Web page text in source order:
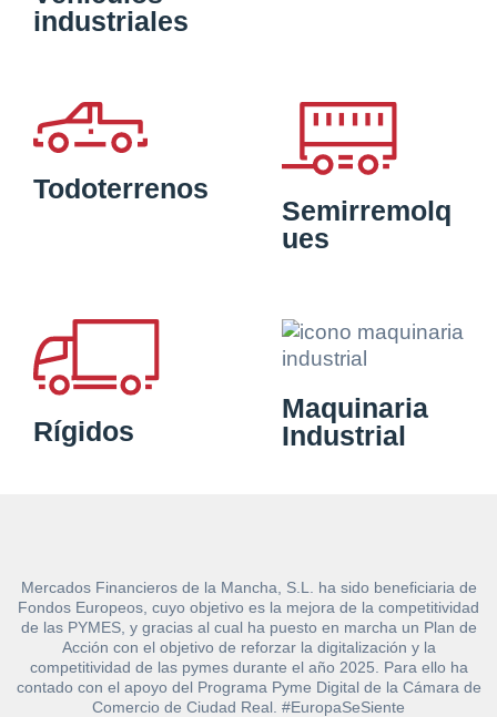
industriales
Todoterrenos
Semirremolq
ues
Rígidos
Maquinaria
Industrial
Mercados Financieros de la Mancha, S.L. ha sido beneficiaria de
Fondos Europeos, cuyo objetivo es la mejora de la competitividad
de las PYMES, y gracias al cual ha puesto en marcha un Plan de
Acción con el objetivo de reforzar la digitalización y la
competitividad de las pymes durante el año 2025. Para ello ha
contado con el apoyo del Programa Pyme Digital de la Cámara de
Comercio de Ciudad Real. #EuropaSeSiente